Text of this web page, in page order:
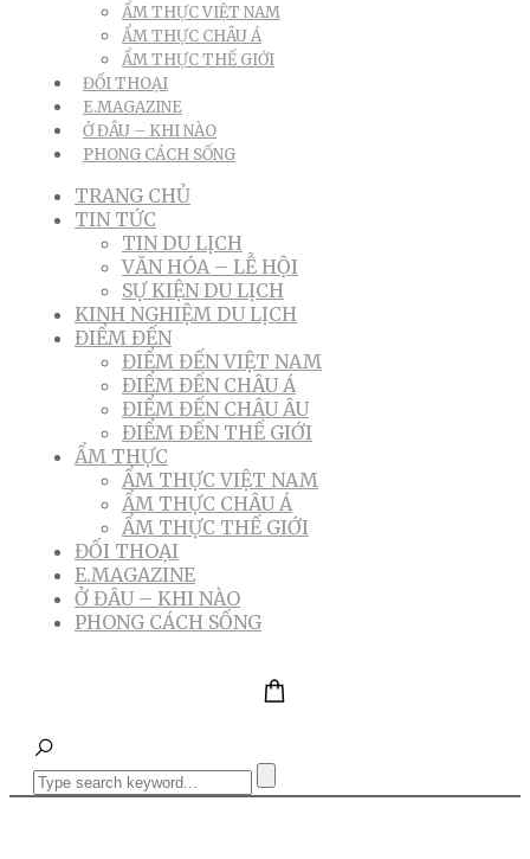
ẨM THỰC VIỆT NAM
ẨM THỰC CHÂU Á
ẨM THỰC THẾ GIỚI
ĐỐI THOẠI
E.MAGAZINE
Ở ĐÂU – KHI NÀO
PHONG CÁCH SỐNG
TRANG CHỦ
TIN TỨC
TIN DU LỊCH
VĂN HÓA – LỄ HỘI
SỰ KIỆN DU LỊCH
KINH NGHIỆM DU LỊCH
ĐIỂM ĐẾN
ĐIỂM ĐẾN VIỆT NAM
ĐIỂM ĐẾN CHÂU Á
ĐIỂM ĐẾN CHÂU ÂU
ĐIỂM ĐẾN THẾ GIỚI
ẨM THỰC
ẨM THỰC VIỆT NAM
ẨM THỰC CHÂU Á
ẨM THỰC THẾ GIỚI
ĐỐI THOẠI
E.MAGAZINE
Ở ĐÂU – KHI NÀO
PHONG CÁCH SỐNG